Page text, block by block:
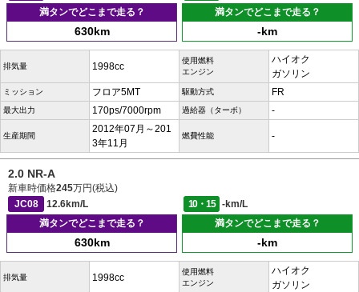
満タンでどこまで走る？
630km
満タンでどこまで走る？
-km
排気量 1998cc
使用燃料
エンジン
ハイオク
ガソリン
ミッション フロア5MT 駆動方式 FR
最大出力 170ps/7000rpm 過給器（ターボ） -
生産期間
2012年07月～201
3年11月
燃費性能 -
2.0 NR-A
新車時価格245万円(税込)
JC08
12.6km/L 10・15
-km/L
満タンでどこまで走る？
630km
満タンでどこまで走る？
-km
排気量 1998cc
使用燃料
エンジン
ハイオク
ガソリン